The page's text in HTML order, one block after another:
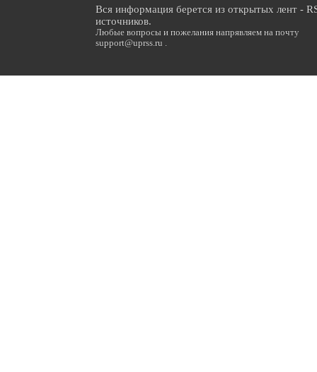
Вся информация берется из открытых лент -
источников.
Любые вопросы и пожелания напрявляем на почту
support@uprss.ru .